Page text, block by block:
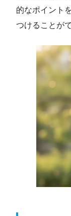
的なポイント
つけることが